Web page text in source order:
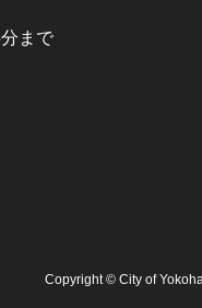
まで
Copyright © City of